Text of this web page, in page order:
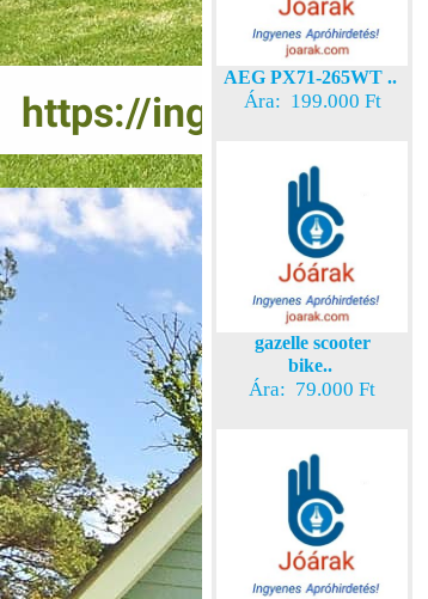
AEG PX71-265WT ..
Ára: 199.000 Ft
gazelle scooter
bike..
Ára: 79.000 Ft